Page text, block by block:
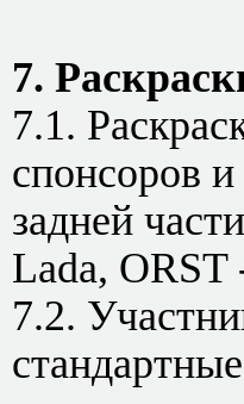
7.
7.1.
спонсоров
задней
Lada, ORST
7.2.